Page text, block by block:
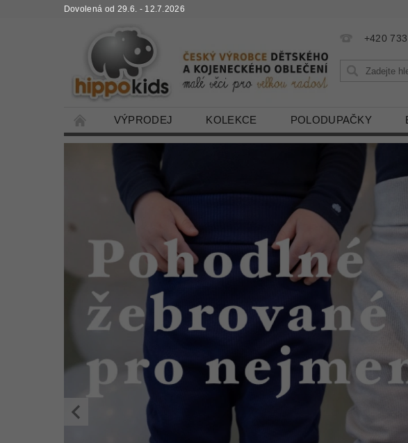
Dovolená od 29.6. - 12.7.2026
+420
VÝPRODEJ KOLEKCE POLODUPAČKY